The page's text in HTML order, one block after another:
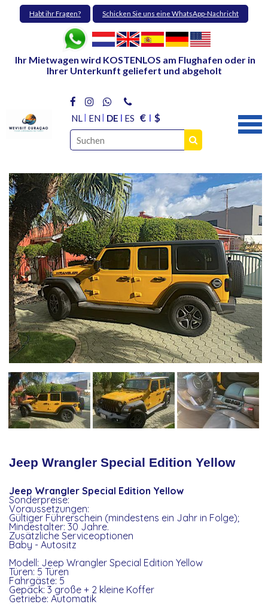
Habt ihr Fragen? Schicken Sie uns eine WhatsApp-Nachricht
Ihr Mietwagen wird KOSTENLOS am Flughafen oder in
Ihrer Unterkunft geliefert und abgeholt
NL EN DE ES € $
Jeep Wrangler Special Edition Yellow
Jeep Wrangler Special Edition Yellow
Sonderpreise:
Voraussetzungen:
Gültiger Führerschein (mindestens ein Jahr in Folge);
Mindestalter: 30 Jahre.
Zusätzliche Serviceoptionen
Baby - Autositz
Modell: Jeep Wrangler Special Edition Yellow
Türen: 5 Türen
Fahrgäste: 5
Gepäck: 3 große + 2 kleine Koffer
Getriebe: Automatik